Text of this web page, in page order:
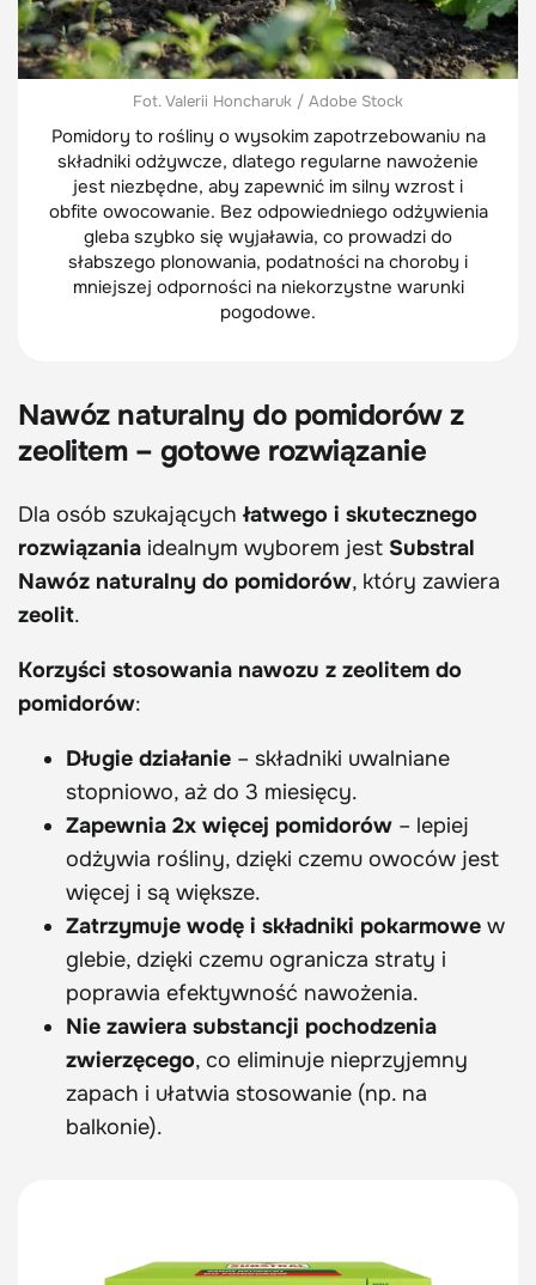
Fot. Valerii Honcharuk / Adobe Stock
Pomidory to rośliny o wysokim zapotrzebowaniu na
składniki odżywcze, dlatego regularne nawożenie
jest niezbędne, aby zapewnić im silny wzrost i
obfite owocowanie. Bez odpowiedniego odżywienia
gleba szybko się wyjaławia, co prowadzi do
słabszego plonowania, podatności na choroby i
mniejszej odporności na niekorzystne warunki
pogodowe.
Nawóz naturalny do pomidorów z
zeolitem – gotowe rozwiązanie
Dla osób szukających łatwego i skutecznego
rozwiązania idealnym wyborem jest Substral
Nawóz naturalny do pomidorów, który zawiera
zeolit.
Korzyści stosowania nawozu z zeolitem do
pomidorów:
Długie działanie – składniki uwalniane
stopniowo, aż do 3 miesięcy.
Zapewnia 2x więcej pomidorów – lepiej
odżywia rośliny, dzięki czemu owoców jest
więcej i są większe.
Zatrzymuje wodę i składniki pokarmowe w
glebie, dzięki czemu ogranicza straty i
poprawia efektywność nawożenia.
Nie zawiera substancji pochodzenia
zwierzęcego, co eliminuje nieprzyjemny
zapach i ułatwia stosowanie (np. na
balkonie).